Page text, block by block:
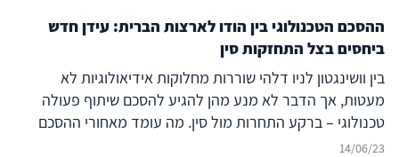
ההסכם הטכנולוגי בין הודו לארצות הברית: עידן חדש
ביחסים בצל התחזקות סין
בין וושינגטון לניו דלהי שוררות מחלוקות אידיאולוגיות לא
מעטות, אך הדבר לא מנע מהן להגיע להסכם שיתוף פעולה
טכנולוגי – ברקע התחרות מול סין. מה עומד מאחורי ההסכם
הנרחב והמשמעותי?
14/06/23